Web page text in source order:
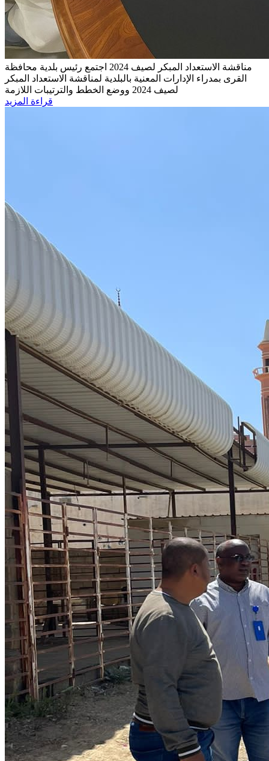
مناقشة الاستعداد المبكر لصيف 2024
اجتمع رئيس بلدية محافظة
القرى بمدراء الإدارات المعنية بالبلدية لمناقشة الاستعداد المبكر
لصيف 2024 ووضع الخطط والترتيبات اللازمة
قراءة المزيد